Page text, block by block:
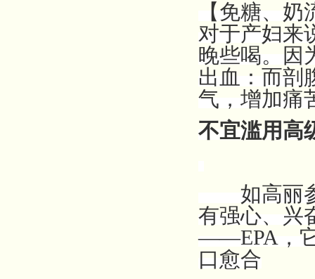
【免糖、
对于产妇来
晚些喝。因
出血：而剖
气，增加痛
不宜滥用高
如高丽参
有强心、兴
――EPA，
口愈合